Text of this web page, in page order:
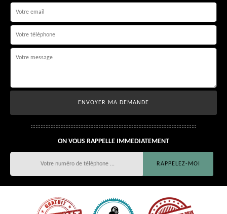
ON VOUS RAPPELLE IMMEDIATEMENT